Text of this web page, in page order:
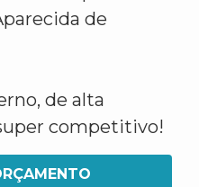
de
de alta
competitivo!